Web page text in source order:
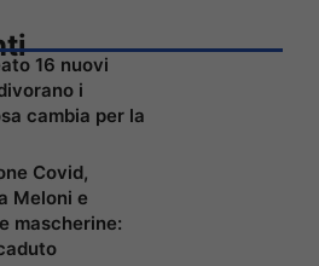
16 nuovi
i
cambia per la
Covid,
Meloni e
mascherine: